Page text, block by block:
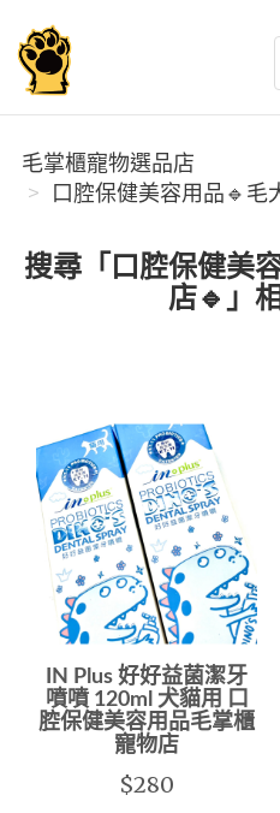
毛掌櫃寵物選品店
毛掌櫃寵物選品店
口腔保健美容用品🔹毛
搜尋「口腔保健美
店🔹」
IN Plus 好好益菌潔牙
噴噴 120ml 犬貓用 口
腔保健美容用品毛掌櫃
寵物店
$280